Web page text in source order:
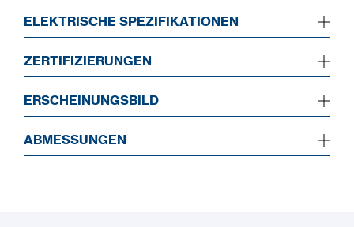
ELEKTRISCHE SPEZIFIKATIONEN
ZERTIFIZIERUNGEN
ERSCHEINUNGSBILD
ABMESSUNGEN